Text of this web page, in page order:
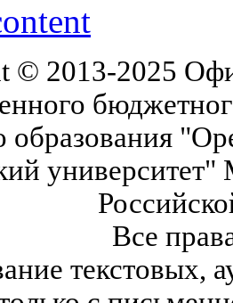
© 2013-2025
образования
университет"
Все
текстовых,